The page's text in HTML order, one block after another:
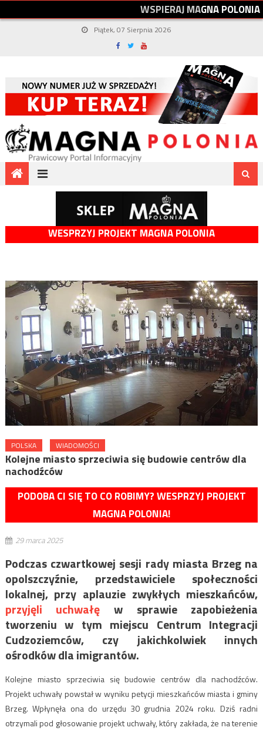
WSPIERAJMAGNAPOLONIA
Piątek, 07 Sierpnia 2026
WESPRZYJ PROJEKT MAGNA POLONIA
POLSKA WIADOMOŚCI
Kolejne miasto sprzeciwia się budowie centrów dla
nachodźców
PODOBA CI SIĘ TO CO ROBIMY? WESPRZYJ PROJEKT
MAGNA POLONIA!
29 marca 2025
Podczas czwartkowej sesji rady miasta Brzeg na
opolszczyźnie, przedstawiciele społeczności
lokalnej, przy aplauzie zwykłych mieszkańców,
przyjęli uchwałę w sprawie zapobieżenia
tworzeniu w tym miejscu Centrum Integracji
Cudzoziemców, czy jakichkolwiek innych
ośrodków dla imigrantów.
Kolejne miasto sprzeciwia się budowie centrów dla nachodźców.
Projekt uchwały powstał w wyniku petycji mieszkańców miasta i gminy
Brzeg. Wpłynęła ona do urzędu 30 grudnia 2024 roku. Dziś radni
otrzymali pod głosowanie projekt uchwały, który zakłada, że na terenie